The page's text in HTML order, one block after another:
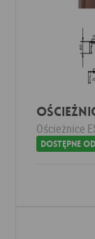
Ościeżnice
Dostępne